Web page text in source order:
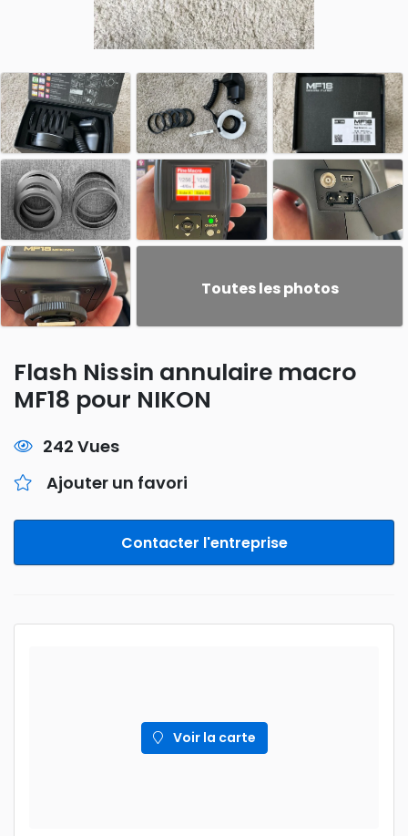
Toutes les photos
Flash Nissin annulaire macro
MF18 pour NIKON
242 Vues
Ajouter un favori
Contacter l'entreprise
Voir la carte